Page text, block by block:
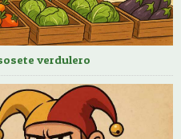
verdulero